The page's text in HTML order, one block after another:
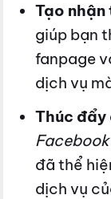
Tạo nhận
giúp bạn
fanpage
dịch vụ
Thúc đẩy
Facebook
đã thể
dịch vụ